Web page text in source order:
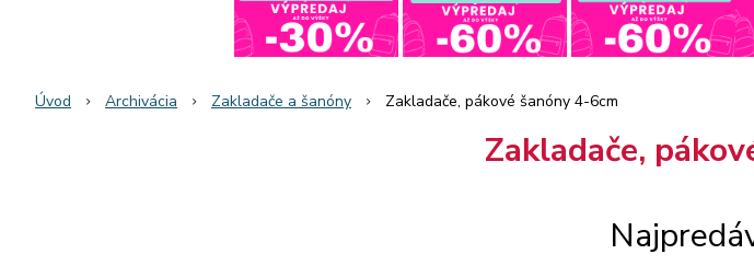
Úvod Archivácia Zakladače a šanóny Zakladače, pákové šanóny 4-6cm
Zakladače,